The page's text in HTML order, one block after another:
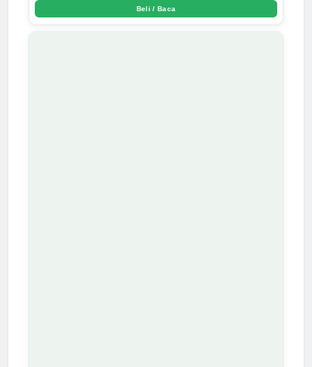
Beli / Baca